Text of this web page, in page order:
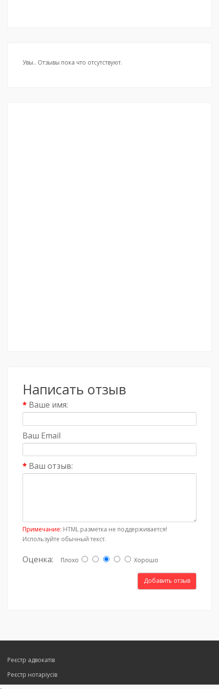
Увы.. Отзывы пока что отсутствуют.
Написать отзыв
Ваше имя:
Ваш Email
Ваш отзыв:
Примечание: HTML разметка не поддерживается!
Используйте обычный текст.
Оценка: Плохо Хорошо
Добавить отзыв
Реєстр адвокатів
Реєстр нотаріусів